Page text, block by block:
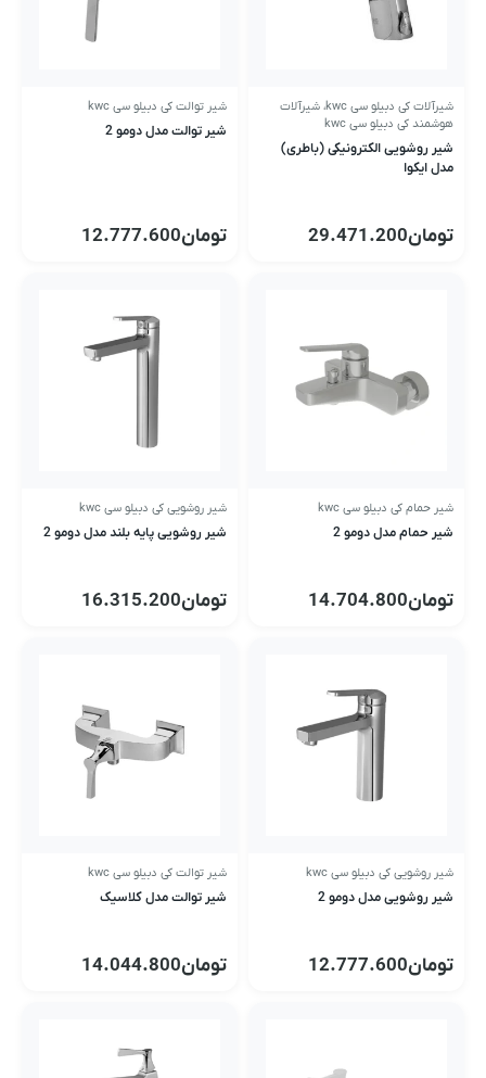
شیرآلات کی دبیلو سی kwc ، شیرآلات
هوشمند کی دبیلو سی kwc
شیر روشویی الکترونیکی (باطری)
مدل ایکوا
تومان29.471.200
شیر توالت کی دبیلو سی kwc
شیر توالت مدل دومو 2
تومان12.777.600
شیر حمام کی دبیلو سی kwc
شیر حمام مدل دومو 2
تومان14.704.800
شیر روشویی کی دبیلو سی kwc
شیر روشویی پایه بلند مدل دومو 2
تومان16.315.200
شیر روشویی کی دبیلو سی kwc
شیر روشویی مدل دومو 2
تومان12.777.600
شیر توالت کی دبیلو سی kwc
شیر توالت مدل کلاسیک
تومان14.044.800